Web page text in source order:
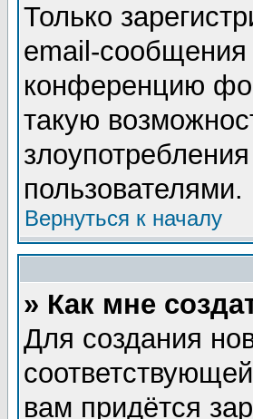
Только
email-сообщения
конференцию
такую
пользователями.
Вернуться к началу
» Как мне
Для создания
вам придётся